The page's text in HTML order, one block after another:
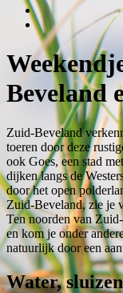
Beveland
Zuid-Beveland
toeren door deze
ook Goes, een stad
dijken langs de
door het open
Zuid-Beveland, zie je
Ten noorden van
en kom je onder
natuurlijk door een
Water,